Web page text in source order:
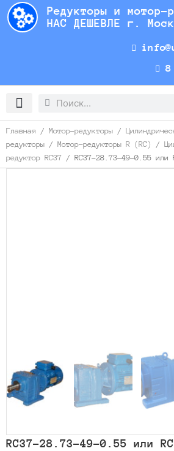
Перейти
содержимому
Редукторы и мотор-
НАС ДЕШЕВЛЕ г.
Search
Search
Главная / Мотор-редукторы /
редукторы / Мотор-редукторы R (RC) /
редуктор RC37 / RC37-28.73-49-0.55 или
RC37-28.73-49-0.55 или